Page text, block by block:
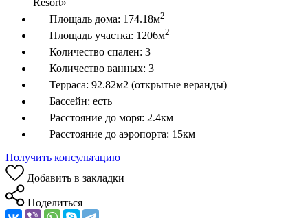
Resort»
Площадь дома: 174.18м2
Площадь участка: 1206м2
Количество спален: 3
Количество ванных: 3
Терраса: 92.82м2 (открытые веранды)
Бассейн: есть
Расстояние до моря: 2.4км
Расстояние до аэропорта: 15км
Получить консультацию
Добавить в закладки
Поделиться